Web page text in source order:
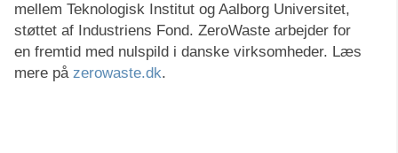
mellem Teknologisk Institut og Aalborg Universitet,
støttet af Industriens Fond. ZeroWaste arbejder for
en fremtid med nulspild i danske virksomheder. Læs
mere på zerowaste.dk.